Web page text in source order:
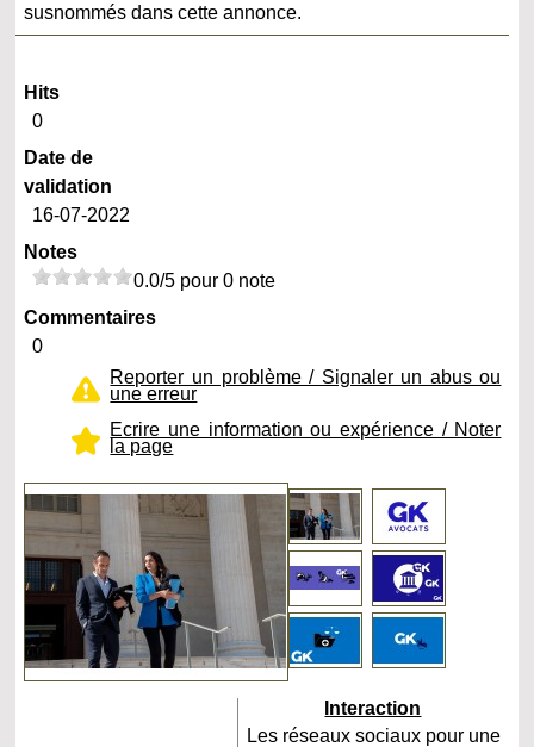
susnommés dans cette annonce.
Hits
0
Date de
validation
16-07-2022
Notes
0.0/5 pour 0 note
Commentaires
0
Reporter un problème / Signaler un abus ou
une erreur
Ecrire une information ou expérience / Noter
la page
Interaction
Les réseaux sociaux pour une